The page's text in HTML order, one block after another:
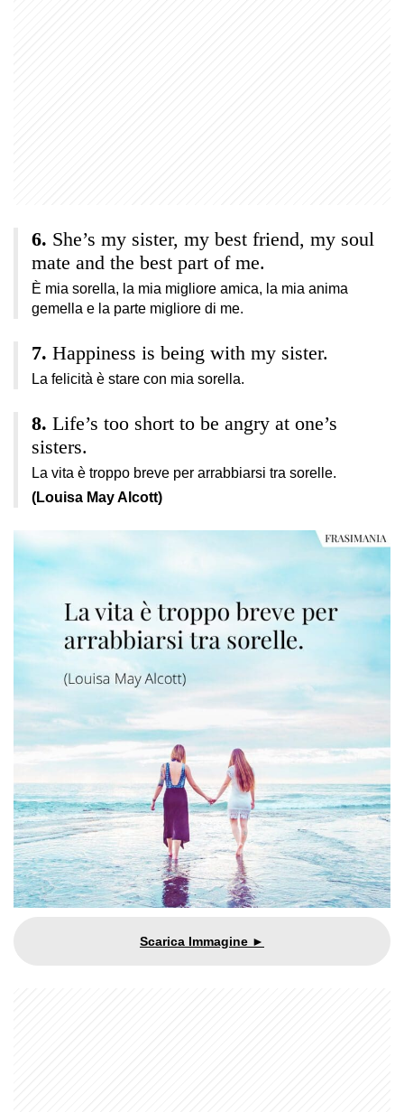
She’s my sister, my best friend, my soul
mate and the best part of me.
È mia sorella, la mia migliore amica, la mia anima
gemella e la parte migliore di me.
Happiness is being with my sister.
La felicità è stare con mia sorella.
Life’s too short to be angry at one’s
sisters.
La vita è troppo breve per arrabbiarsi tra sorelle.
(Louisa May Alcott)